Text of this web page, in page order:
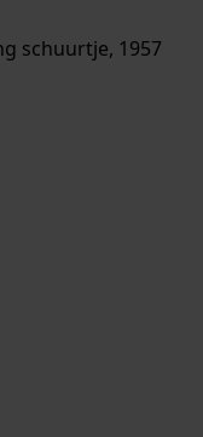
schuurtje, 1957